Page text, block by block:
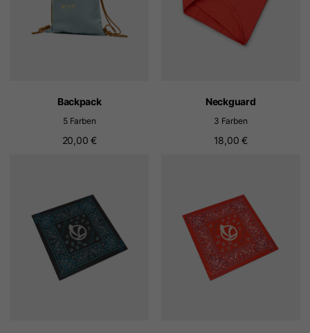
Backpack
5 Farben
20,00 €
Neckguard
3 Farben
18,00 €